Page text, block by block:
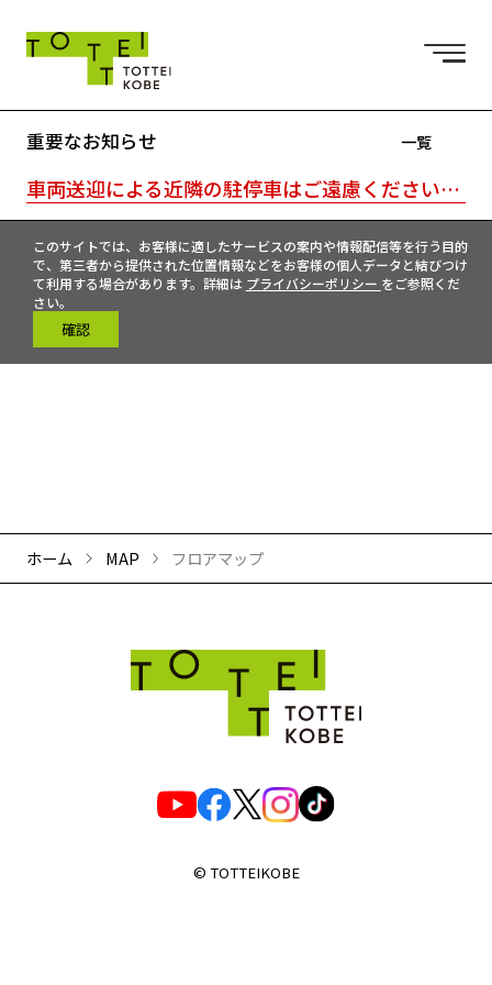
重要なお知らせ
車両送迎による近隣の駐停車はご遠慮ください。駐車場はTOTTEI外の近隣駐車場をご利用ください。｜TOTTEI内はキャッシュレスです。
一覧
このサイトでは、お客様に適したサービスの案内や情報配信等を行う目的
で、第三者から提供された位置情報などをお客様の個人データと結びつけ
て利用する場合があります。詳細は プライバシーポリシー をご参照くだ
さい。
確認
ホーム MAP フロアマップ
© TOTTEIKOBE